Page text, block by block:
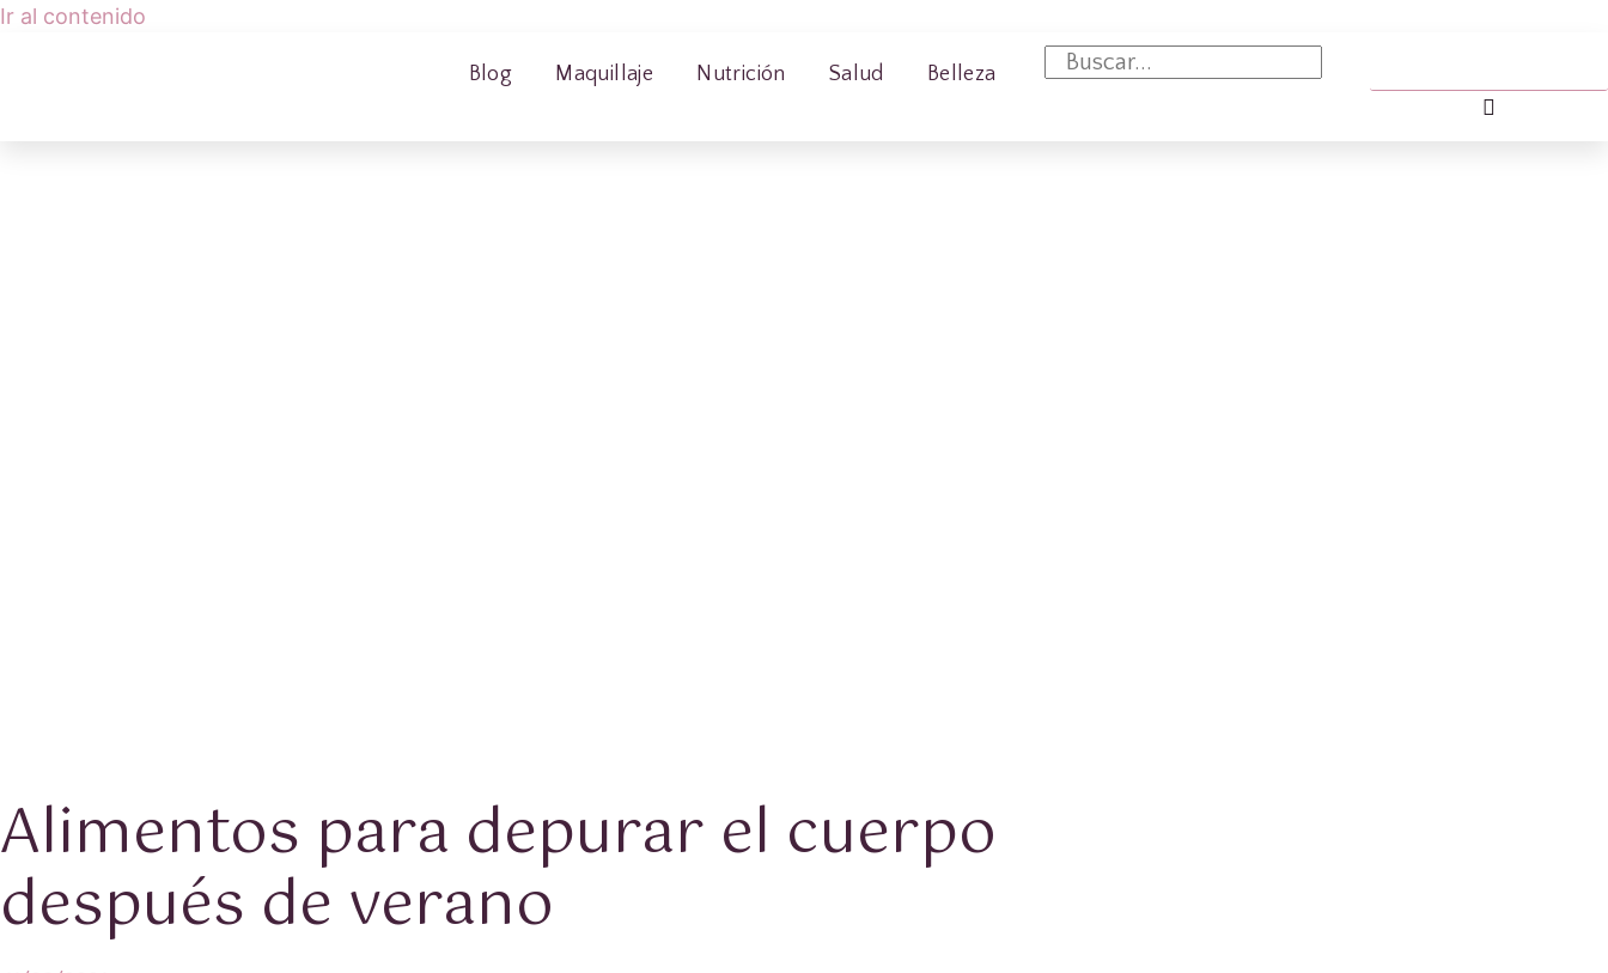
Ir al contenido
Blog Maquillaje Nutrición Salud Belleza
Alimentos para depurar el cuerpo
después de verano